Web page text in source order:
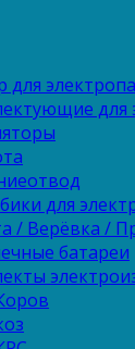
для
для
для
/ Верёвка /
батареи